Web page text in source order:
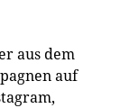
aus dem
auf